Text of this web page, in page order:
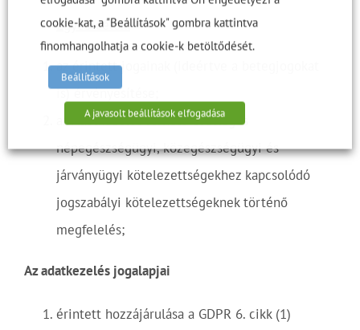
Egyéb célok:
az érintett jogainak (ideértve a betegjogokat
is) érvényesítése;
az Adatkezelőt terhelő esetleges
népegészségügyi, közegészségügyi és
járványügyi kötelezettségekhez kapcsolódó
jogszabályi kötelezettségeknek történő
megfelelés;
Az adatkezelés jogalapjai
érintett hozzájárulása a GDPR 6. cikk (1)
cookie-kat, a "Beállítások" gombra kattintva
finomhangolhatja a cookie-k betöltődését.
Beállítások
A javasolt beállítások elfogadása